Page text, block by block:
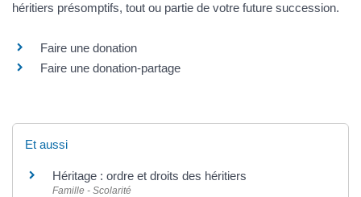
héritiers présomptifs, tout ou partie de votre future succession.
Faire une donation
Faire une donation-partage
Et aussi
Héritage : ordre et droits des héritiers
Famille - Scolarité